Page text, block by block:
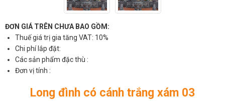
ĐƠN GIÁ TRÊN CHƯA BAO GỒM:
Thuế giá trị gia tăng VAT: 10%
Chi phí lắp đặt:
Các sản phẩm đặc thù :
Đơn vị tính :
Long đình có cánh trắng xám 03